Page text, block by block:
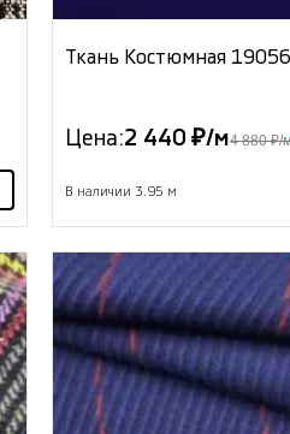
Ткань Костюмная 19056
Цена:2 440 ₽/м4 880 ₽/
В наличии 3.95 м